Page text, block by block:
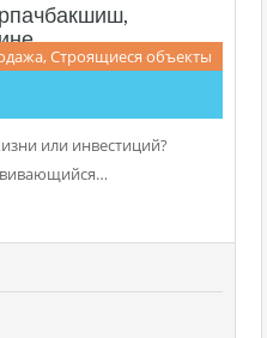
Строящиеся объекты
или инвестиций?